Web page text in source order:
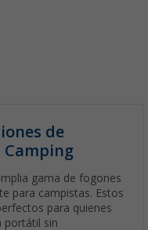
de
Camping
gama de fogones
para campistas. Estos
para quienes
portátil sin